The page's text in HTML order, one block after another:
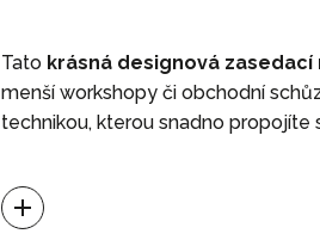
Tato krásná designová
menší workshopy či obchodní
technikou, kterou snadno propojíte